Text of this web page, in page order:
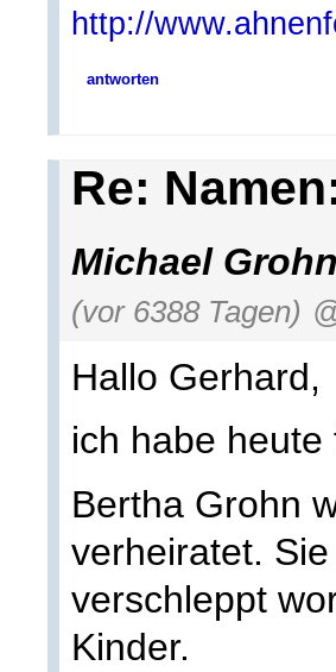
http://
antworten
Re:
Michael Grohn
(vor 6388 Tagen)
Hallo Gerhard,
ich habe
Bertha Grohn
verheiratet.
verschleppt
Kinder.